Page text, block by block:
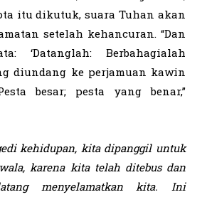
itu dikutuk, suara Tuhan akan
setelah kehancuran. “Dan
‘Datanglah: Berbahagialah
diundang ke perjamuan kawin
besar; pesta yang benar,”
kehidupan, kita dipanggil untuk
karena kita telah ditebus dan
menyelamatkan kita. Ini